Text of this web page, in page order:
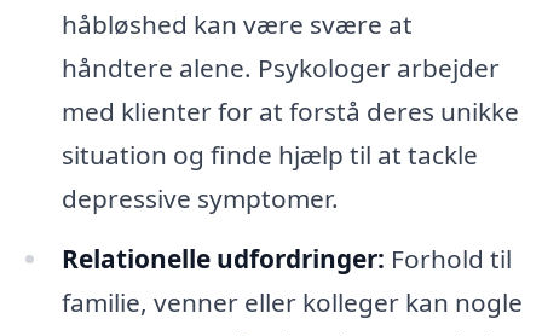
håbløshed kan være svære at
håndtere alene. Psykologer arbejder
med klienter for at forstå deres unikke
situation og finde hjælp til at tackle
depressive symptomer.
Relationelle udfordringer: Forhold til
familie, venner eller kolleger kan nogle